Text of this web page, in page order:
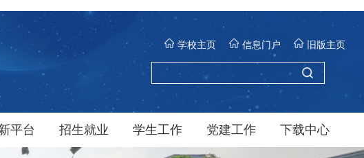
学校主页 信息门户 旧版主页
平台 招生就业 学生工作 党建工作 下载中心